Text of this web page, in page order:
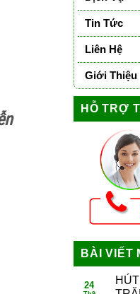
Tin Tức
Liên Hệ
Giới Thiệu
HỖ TRỢ
BÀI VIẾT
24